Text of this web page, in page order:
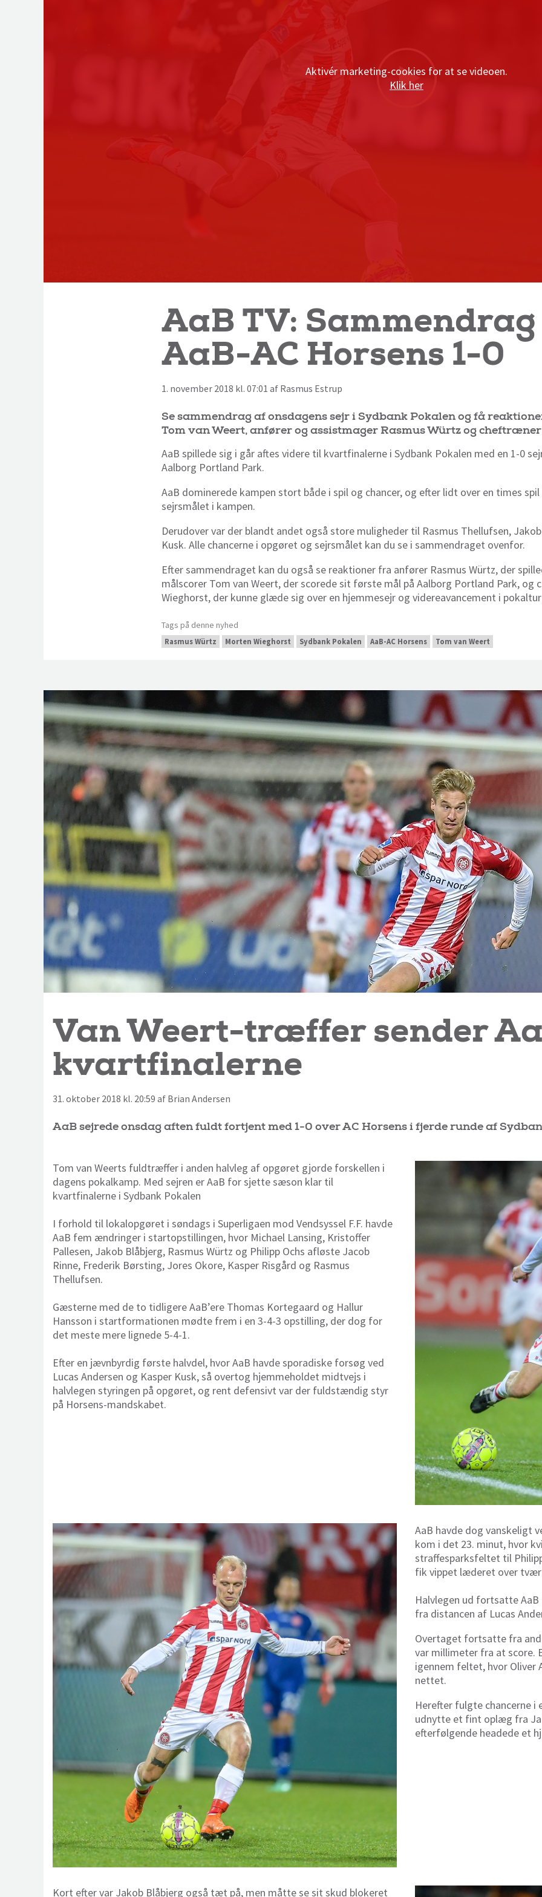
Aktivér marketing-cookies for at se videoen.
Klik her
AaB TV:
AaB-AC Horsens 1-0
1. november 2018 kl. 07:01 af Rasmus Estrup
Se sammendrag af onsdagens sejr i Sydbank Pokalen og få
Tom van Weert, anfører og assistmager Rasmus Würtz og
AaB spillede sig i går aftes videre til kvartfinalerne i Sydbank Pokalen med en 1-0
Aalborg Portland Park.
AaB dominerede kampen stort både i spil og chancer, og efter lidt over en times
sejrsmålet i kampen.
Derudover var der blandt andet også store muligheder til Rasmus Thellufsen,
Kusk. Alle chancerne i opgøret og sejrsmålet kan du se i sammendraget ovenfor.
Efter sammendraget kan du også se reaktioner fra anfører Rasmus Würtz, der
målscorer Tom van Weert, der scorede sit første mål på Aalborg Portland Park, og
Wieghorst, der kunne glæde sig over en hjemmesejr og videreavancement i
Tags på denne nyhed
Rasmus Würtz Morten Wieghorst Sydbank Pokalen AaB-AC Horsens Tom van Weert
Van Weert-træffer sender
kvartfinalerne
31. oktober 2018 kl. 20:59 af Brian Andersen
AaB sejrede onsdag aften fuldt fortjent med 1-0 over AC Horsens i fjerde runde af
Tom van Weerts fuldtræffer i anden halvleg af opgøret gjorde forskellen i
dagens pokalkamp. Med sejren er AaB for sjette sæson klar til
kvartfinalerne i Sydbank Pokalen
I forhold til lokalopgøret i søndags i Superligaen mod Vendsyssel F.F. havde
AaB fem ændringer i startopstillingen, hvor Michael Lansing, Kristoffer
Pallesen, Jakob Blåbjerg, Rasmus Würtz og Philipp Ochs afløste Jacob
Rinne, Frederik Børsting, Jores Okore, Kasper Risgård og Rasmus
Thellufsen.
Gæsterne med de to tidligere AaB’ere Thomas Kortegaard og Hallur
Hansson i startformationen mødte frem i en 3-4-3 opstilling, der dog for
det meste mere lignede 5-4-1.
Efter en jævnbyrdig første halvdel, hvor AaB havde sporadiske forsøg ved
Lucas Andersen og Kasper Kusk, så overtog hjemmeholdet midtvejs i
halvlegen styringen på opgøret, og rent defensivt var der fuldstændig styr
på Horsens-mandskabet.
AaB havde dog vanskeligt
kom i det 23. minut, hvor
straffesparksfeltet til
fik vippet læderet over
Halvlegen ud fortsatte
fra distancen af Lucas
Overtaget fortsatte fra
var millimeter fra at score.
igennem feltet, hvor Oliver
nettet.
Herefter fulgte chancerne
udnytte et fint oplæg fra
efterfølgende headede et
Kort efter var Jakob Blåbjerg også tæt på, men måtte se sit skud blokeret